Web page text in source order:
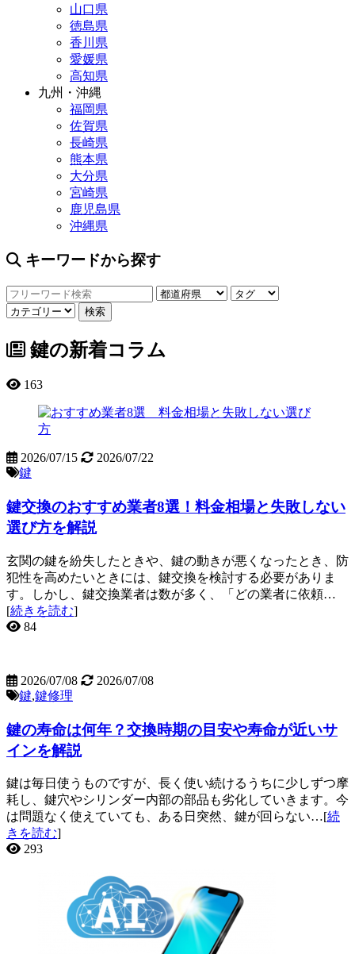
山口県
徳島県
香川県
愛媛県
高知県
九州・沖縄
福岡県
佐賀県
長崎県
熊本県
大分県
宮崎県
鹿児島県
沖縄県
キーワードから探す
鍵の新着コラム
163
2026/07/15
2026/07/22
鍵
鍵交換のおすすめ業者8選！料金相場と失敗しない
選び方を解説
玄関の鍵を紛失したときや、鍵の動きが悪くなったとき、防
犯性を高めたいときには、鍵交換を検討する必要がありま
す。しかし、鍵交換業者は数が多く、「どの業者に依頼…
[続きを読む]
84
2026/07/08
2026/07/08
鍵,鍵修理
鍵の寿命は何年？交換時期の目安や寿命が近いサ
インを解説
鍵は毎日使うものですが、長く使い続けるうちに少しずつ摩
耗し、鍵穴やシリンダー内部の部品も劣化していきます。今
は問題なく使えていても、ある日突然、鍵が回らない…[続
きを読む]
293